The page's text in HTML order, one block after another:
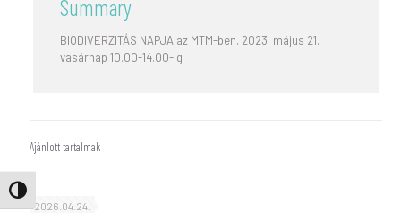
Nagy kontraszt váltása
Summary
BIODIVERZITÁS NAPJA az MTM-ben. 2023. május 21.
vasárnap 10.00-14.00-ig
Ajánlott tartalmak
2026.04.24.